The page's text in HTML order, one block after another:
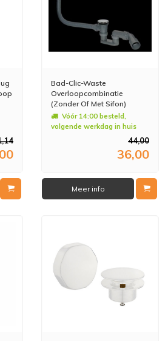
Bad-Clic-Waste
Overloopcombinatie
(Zonder Of Met Sifon)
Vóór 14:00 besteld,
volgende werkdag in huis
44,00
36,00
Meer info